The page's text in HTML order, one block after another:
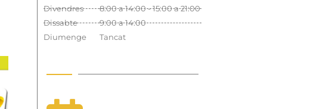
Divendres
Dissabte
Diumenge
8:00 a 14:00 - 15:00 a 21:00
9:00 a 14:00
Tancat